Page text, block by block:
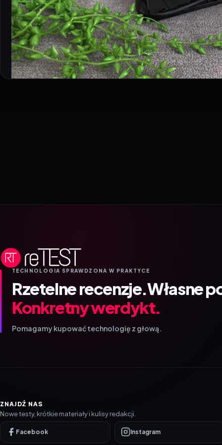
TECHNOLOGIA SPRAWDZONA W PRAKTYCE
Rzetelne recenzje.Własne
Konkretny werdykt.
Pomagamy kupować technologię z głową.
ZNAJDŹ NAS
Nowe testy, krótkie materiały i kulisy redakcji.
Facebook Instagram